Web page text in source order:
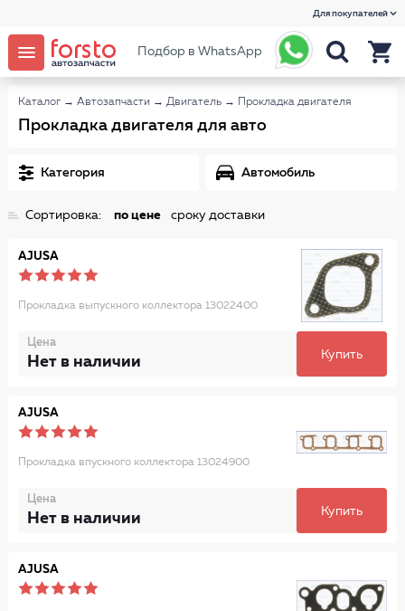
Для покупателей
Подбор в WhatsApp
Каталог → Автозапчасти → Двигатель → Прокладка двигателя
Прокладка двигателя для авто
Категория Автомобиль
Сортировка: по цене сроку доставки
AJUSA
Прокладка выпускного коллектора 13022400
Цена
Нет в наличии Купить
AJUSA
Прокладка впускного коллектора 13024900
Цена
Нет в наличии Купить
AJUSA